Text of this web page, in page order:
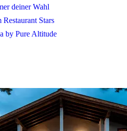
deiner Wahl
Stars
by Pure Altitude